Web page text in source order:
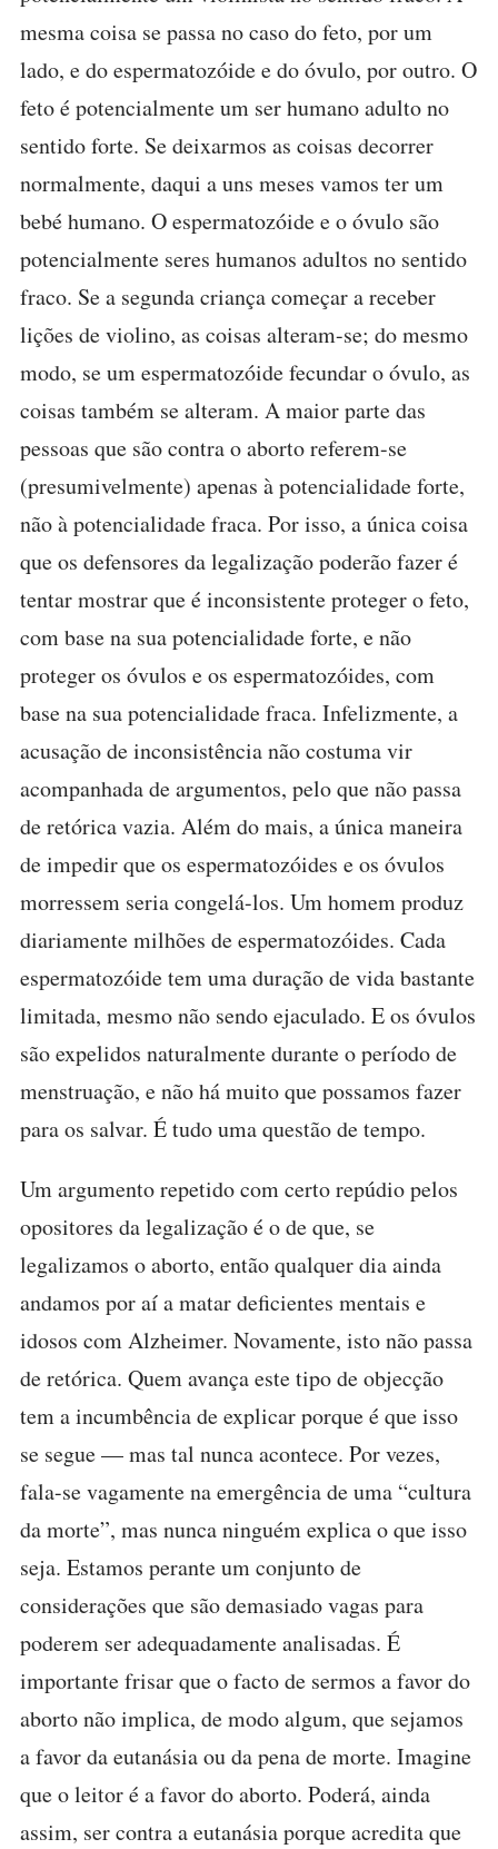
mesma coisa se passa no caso do feto, por um
lado, e do espermatozóide e do óvulo, por outro. O
feto é potencialmente um ser humano adulto no
sentido forte. Se deixarmos as coisas decorrer
normalmente, daqui a uns meses vamos ter um
bebé humano. O espermatozóide e o óvulo são
potencialmente seres humanos adultos no sentido
fraco. Se a segunda criança começar a receber
lições de violino, as coisas alteram-se; do mesmo
modo, se um espermatozóide fecundar o óvulo, as
coisas também se alteram. A maior parte das
pessoas que são contra o aborto referem-se
(presumivelmente) apenas à potencialidade forte,
não à potencialidade fraca. Por isso, a única coisa
que os defensores da legalização poderão fazer é
tentar mostrar que é inconsistente proteger o feto,
com base na sua potencialidade forte, e não
proteger os óvulos e os espermatozóides, com
base na sua potencialidade fraca. Infelizmente, a
acusação de inconsistência não costuma vir
acompanhada de argumentos, pelo que não passa
de retórica vazia. Além do mais, a única maneira
de impedir que os espermatozóides e os óvulos
morressem seria congelá-los. Um homem produz
diariamente milhões de espermatozóides. Cada
espermatozóide tem uma duração de vida bastante
limitada, mesmo não sendo ejaculado. E os óvulos
são expelidos naturalmente durante o período de
menstruação, e não há muito que possamos fazer
para os salvar. É tudo uma questão de tempo.
Um argumento repetido com certo repúdio pelos
opositores da legalização é o de que, se
legalizamos o aborto, então qualquer dia ainda
andamos por aí a matar deficientes mentais e
idosos com Alzheimer. Novamente, isto não passa
de retórica. Quem avança este tipo de objecção
tem a incumbência de explicar porque é que isso
se segue — mas tal nunca acontece. Por vezes,
fala-se vagamente na emergência de uma “cultura
da morte”, mas nunca ninguém explica o que isso
seja. Estamos perante um conjunto de
considerações que são demasiado vagas para
poderem ser adequadamente analisadas. É
importante frisar que o facto de sermos a favor do
aborto não implica, de modo algum, que sejamos
a favor da eutanásia ou da pena de morte. Imagine
que o leitor é a favor do aborto. Poderá, ainda
assim, ser contra a eutanásia porque acredita que